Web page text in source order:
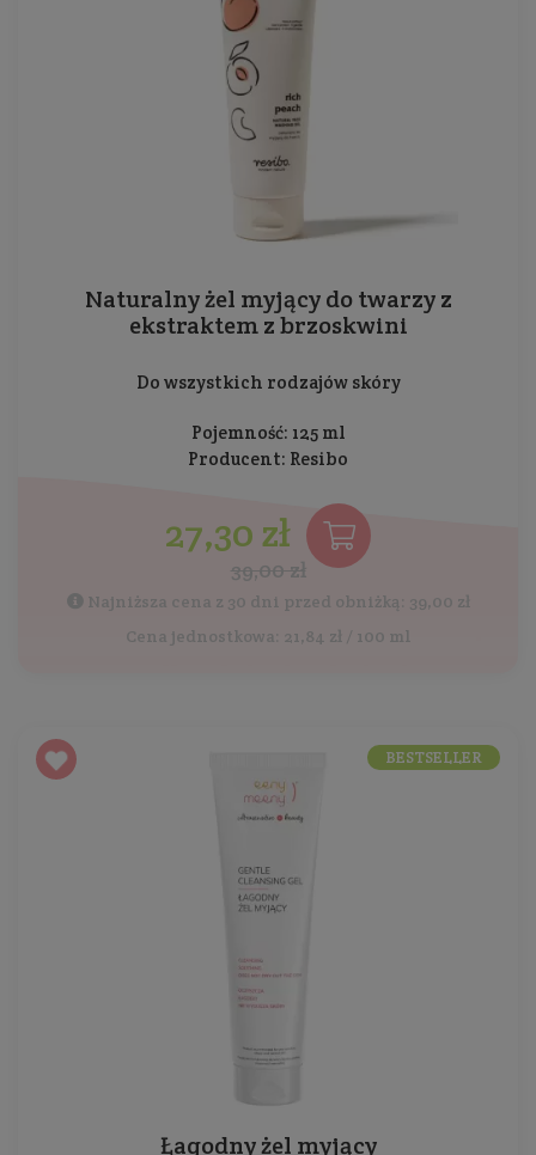
Naturalny żel myjący do twarzy z
ekstraktem z brzoskwini
Do wszystkich rodzajów skóry
Pojemność: 125 ml
Producent: Resibo
27,30 zł
39,00 zł
Najniższa cena z 30 dni przed obniżką: 39,00 zł
Cena jednostkowa: 21,84 zł / 100 ml
Łagodny żel myjący
BESTSELLER